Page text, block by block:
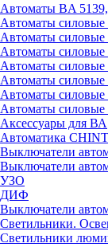
Автоматы BA
Автоматы
Автоматы
Автоматы
Автоматы
Автоматы
Автоматы
Автоматы
Аксессуары для ВА
Автоматика CHINT
Выключатели
Выключатели
УЗО
ДИФ
Выключатели
Светильники.
Светильники